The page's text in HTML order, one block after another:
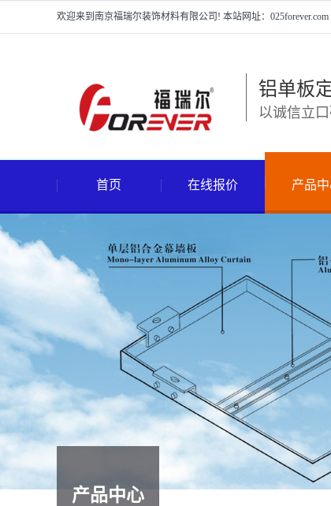
欢迎来到南京福瑞尔装饰材料有限公司! 本站网址：025forever.com
铝单板
以诚信立
首页 在线报价 产品
产品中心